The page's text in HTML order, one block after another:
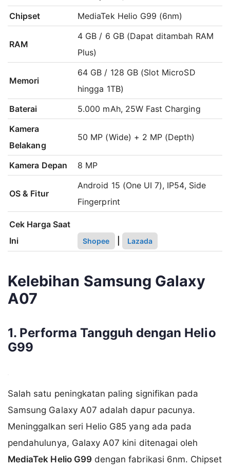
Chipset
MediaTek Helio G99 (6nm)
RAM
4 GB / 6 GB (Dapat ditambah RAM
Plus)
Memori
64 GB / 128 GB (Slot MicroSD
hingga 1TB)
Baterai
5.000 mAh, 25W Fast Charging
Kamera
Belakang
50 MP (Wide) + 2 MP (Depth)
Kamera Depan 8 MP
OS & Fitur
Android 15 (One UI 7), IP54, Side
Fingerprint
Cek Harga Saat
Ini
Shopee Lazada
Kelebihan Samsung Galaxy
A07
1. Performa Tangguh dengan Helio
G99
Salah satu peningkatan paling signifikan pada
Samsung Galaxy A07 adalah dapur pacunya.
Meninggalkan seri Helio G85 yang ada pada
pendahulunya, Galaxy A07 kini ditenagai oleh
MediaTek Helio G99 dengan fabrikasi 6nm. Chipset